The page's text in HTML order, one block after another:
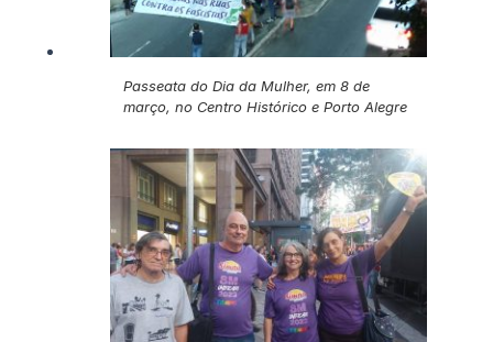
Passeata do Dia da Mulher, em 8 de
março, no Centro Histórico e Porto Alegre